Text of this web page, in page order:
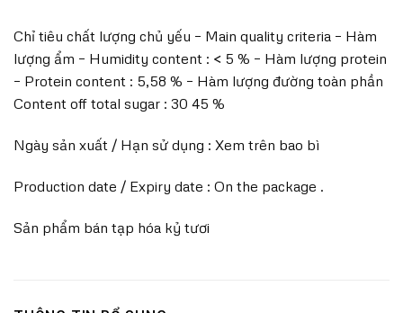
Chỉ tiêu chất lượng chủ yếu – Main quality criteria – Hàm
lượng ẩm – Humidity content : < 5 % – Hàm lượng protein
– Protein content : 5,58 % – Hàm lượng đường toàn phần
Content off total sugar : 30 45 %
Ngày sản xuất / Hạn sử dụng : Xem trên bao bì
Production date / Expiry date : On the package .
Sản phẩm bán tạp hóa kỷ tươi